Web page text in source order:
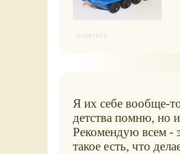
ответить
Я их себе вообще-
детства помню, но
Рекомендую всем -
такое есть, что